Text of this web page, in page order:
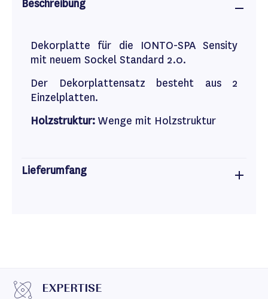
Beschreibung
Dekorplatte für die IONTO-SPA Sensity
mit neuem Sockel Standard 2.0.
Der Dekorplattensatz besteht aus 2
Einzelplatten.
Holzstruktur: Wenge mit Holzstruktur
Lieferumfang
EXPERTISE